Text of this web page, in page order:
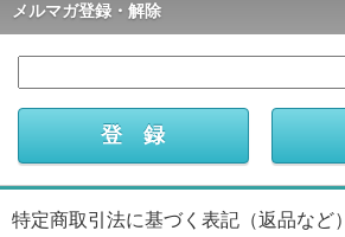
メルマガ登録・解除
特定商取引法に基づく表記（返品など）